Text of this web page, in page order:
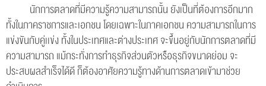
นักการตลาดที่มีความรู้ความสามารถนั้น ยังเป็นที่ต้องการอีกมาก
ทั้งในภาคราชการและเอกชน โดยเฉพาะในภาคเอกชน ความสามารถในการ
แข่งขันกับคู่เเข่ง ทั้งในประเทศและต่างประเทศ จะขึ้นอยู่กับนักการตลาดที่มี
ความสามารถ แม้กระทั่งการทำธุรกิจส่วนตัวหรือธุรกิจขนาดย่อม จะ
ประสบผลสำเร็จได้ดี ก็ต้องอาศัยความรู้ทางด้านการตลาดเข้ามาช่วย